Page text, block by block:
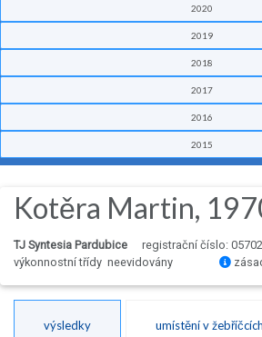
2020
2019
2018
2017
2016
2015
Kotěra Martin,
TJ Syntesia Pardubice
registrační číslo:
výkonnostní třídy neevidovány
výsledky umístění v žebříčcích